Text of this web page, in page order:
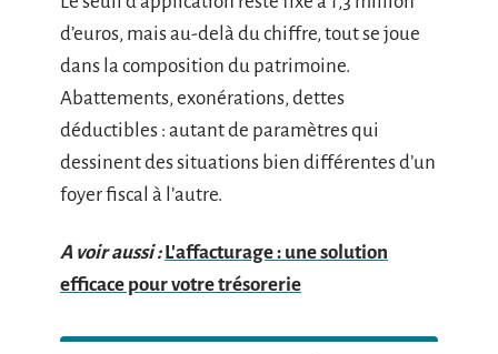
d’euros, mais au-delà du chiffre, tout se joue
dans la composition du patrimoine.
Abattements, exonérations, dettes
déductibles : autant de paramètres qui
dessinent des situations bien différentes d’un
foyer fiscal à l’autre.
A voir aussi : L'affacturage : une solution
efficace pour votre trésorerie